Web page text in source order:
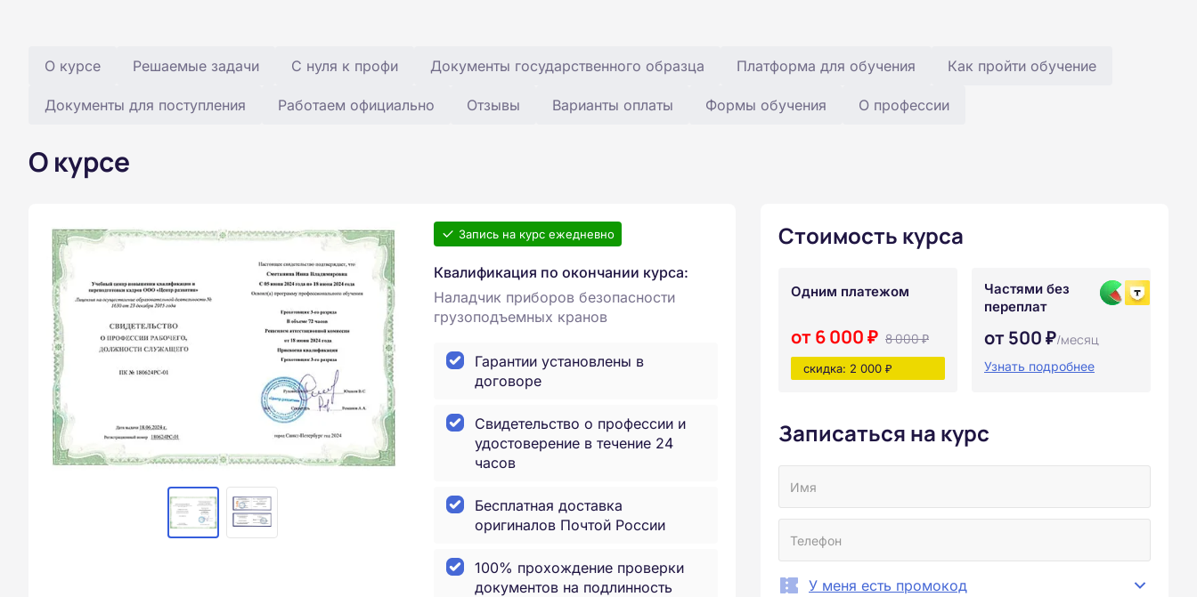
О курсе Решаемые задачи С нуля к профи Документы государственного образца Платформа для обучения Как пройти обучение
Документы для поступления Работаем официально Отзывы Варианты оплаты Формы обучения О профессии
О курсе
Запись на курс ежедневно
Квалификация по окончании курса:
Наладчик приборов безопасности
грузоподъемных кранов
Гарантии установлены в
договоре
Свидетельство о профессии и
удостоверение в течение 24
часов
Бесплатная доставка
оригиналов Почтой России
100% прохождение проверки
документов на подлинность
Стоимость курса
Одним платежом
от 6 000 ₽ 8 000 ₽
скидка: 2 000 ₽
Частями без
переплат
от 500 ₽/месяц
Узнать подробнее
Записаться на курс
У меня есть промокод